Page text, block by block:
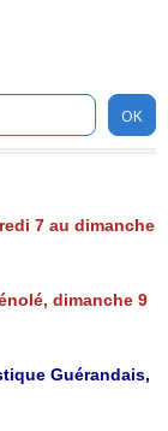
7 au dimanche
dimanche 9
Guérandais,